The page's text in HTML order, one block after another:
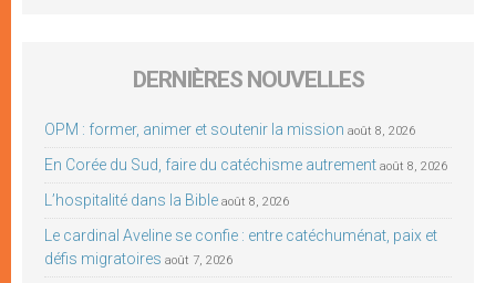
DERNIÈRES NOUVELLES
OPM : former, animer et soutenir la mission août 8, 2026
En Corée du Sud, faire du catéchisme autrement août 8, 2026
L’hospitalité dans la Bible août 8, 2026
Le cardinal Aveline se confie : entre catéchuménat, paix et
défis migratoires août 7, 2026